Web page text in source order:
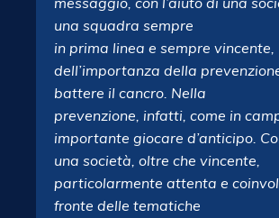
una squadra sempre
in prima linea e sempre vincente,
dell’importanza della
battere il cancro. Nella
prevenzione, infatti, come in
importante giocare d’anticipo.
una società, oltre che vincente,
particolarmente attenta e
fronte delle tematiche